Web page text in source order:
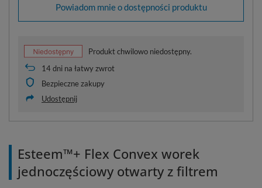
Powiadom mnie o dostępności produktu
Produkt chwilowo niedostępny.
14dni na łatwy zwrot
Bezpieczne zakupy
Udostępnij
Esteem™+ Flex Convex worek
jednoczęściowy otwarty z filtrem